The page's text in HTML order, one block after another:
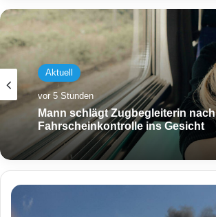
Aktuell
vor 5 Stunden
Mann schlägt Zugbegleiterin nach
Fahrscheinkontrolle ins Gesicht
A